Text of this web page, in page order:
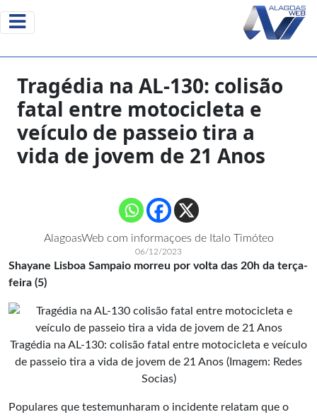
Tragédia na AL-130: colisão
fatal entre motocicleta e
veículo de passeio tira a
vida de jovem de 21 Anos
AlagoasWeb com informaçoes de Italo Timóteo
06/12/2023
Shayane Lisboa Sampaio morreu por volta das 20h da terça-
feira (5)
Tragédia na AL-130: colisão fatal entre motocicleta e veículo
de passeio tira a vida de jovem de 21 Anos (Imagem: Redes
Socias)
Populares que testemunharam o incidente relatam que o